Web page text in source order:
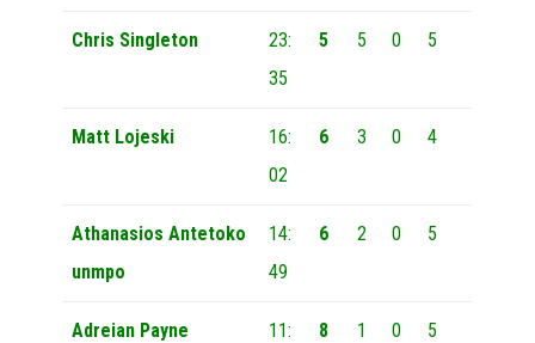
Chris Singleton
23:
35
5 5 0 5
Matt Lojeski
16:
02
6 3 0 4
Athanasios Antetoko
unmpo
14:
49
6 2 0 5
Adreian Payne
11:
8 1 0 5